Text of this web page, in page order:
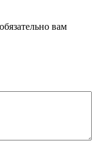
вам